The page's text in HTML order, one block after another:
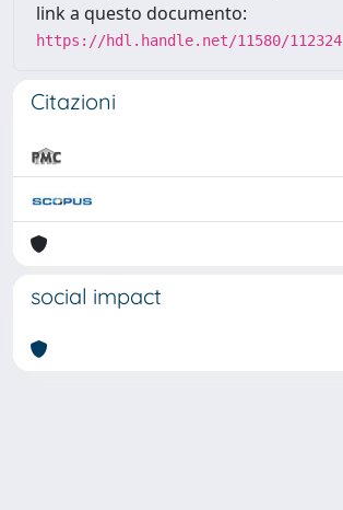
link a questo documento:
https://hdl.handle.net/11580/112324
Citazioni
social impact